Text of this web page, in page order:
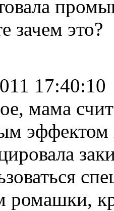
зачем это?
17:40:10
мама
эффектом
ромашки,